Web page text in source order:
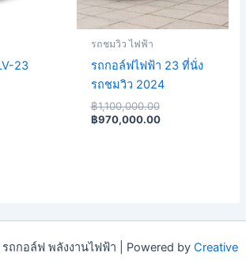
23
รถชมวิว ไฟฟ้า
รถกอล์ฟไฟฟ้า 23 ที่นั่ง
รถชมวิว 2024
฿1,100,000.00
฿970,000.00
ถกอล์ฟ พลังงานไฟฟ้า | Powered by Creative